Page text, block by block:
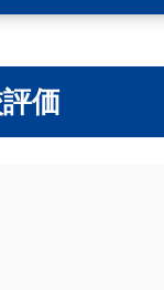
価